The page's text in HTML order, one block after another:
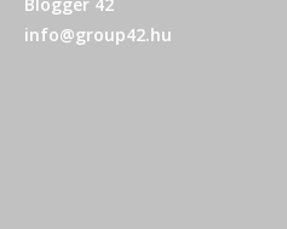
info@group42.hu